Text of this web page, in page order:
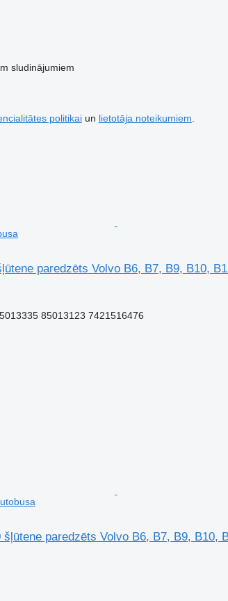
sludinājumiem
politikaiun lietotāja noteikumiem
paredzēts Volvo B6, B7, B9, B10,
85013123 7421516476
paredzēts Volvo B6, B7, B9, B10,